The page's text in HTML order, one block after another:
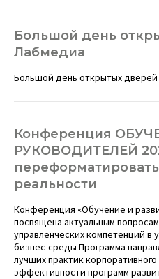
Большой день
Лабмедиа
Большой день открытых
Конференция
РУКОВОДИТЕЛЕЙ
реальности
Конференция «Обучение и
посвящена актуальным
управленческих компетенций в
бизнес-среды Программа
лучших практик
эффективности программ